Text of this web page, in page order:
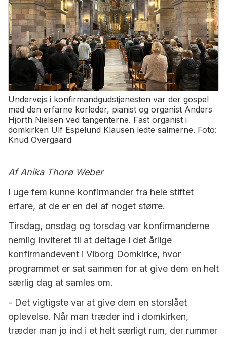
Undervejs i konfirmandgudstjenesten var der gospel
med den erfarne korleder, pianist og organist Anders
Hjorth Nielsen ved tangenterne. Fast organist i
domkirken Ulf Espelund Klausen ledte salmerne. Foto:
Knud Overgaard
Af Anika Thorø Weber
I uge fem kunne konfirmander fra hele stiftet
erfare, at de er en del af noget større.
Tirsdag, onsdag og torsdag var konfirmanderne
nemlig inviteret til at deltage i det årlige
konfirmandevent i Viborg Domkirke, hvor
programmet er sat sammen for at give dem en helt
særlig dag at samles om.
- Det vigtigste var at give dem en storslået
oplevelse. Når man træder ind i domkirken,
træder man jo ind i et helt særligt rum, der rummer